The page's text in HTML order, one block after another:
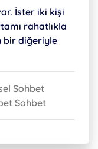
İster iki kişi
rahatlıkla
bir diğeriyle
Sohbet
Sohbet